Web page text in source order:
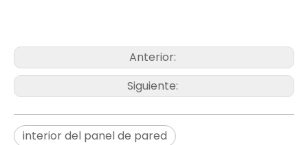
Anterior:
Siguiente:
interior del panel de pared